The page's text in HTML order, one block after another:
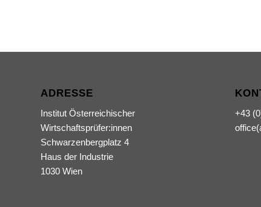
ADRESSE
Institut Österreichischer
Wirtschaftsprüfer:innen
Schwarzenbergplatz 4
Haus der Industrie
1030 Wien
+43